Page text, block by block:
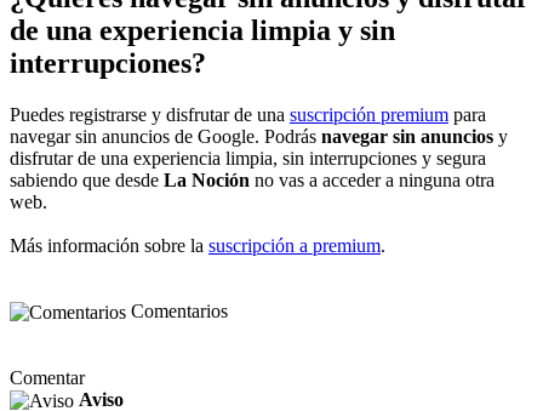
de una experiencia limpia y sin
interrupciones?
Puedes registrarse y disfrutar de una suscripción premium para
navegar sin anuncios de Google. Podrás navegar sin anuncios y
disfrutar de una experiencia limpia, sin interrupciones y segura
sabiendo que desde La Noción no vas a acceder a ninguna otra
web.
Más información sobre la suscripción a premium.
Comentarios
Comentar
Aviso